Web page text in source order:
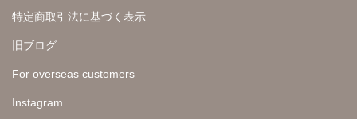
特定商取引法に基づく表示
旧ブログ
For overseas customers
Instagram